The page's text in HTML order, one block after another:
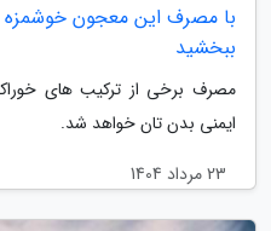
با مصرف این معجون خوشمزه
ببخشید
مصرف برخی از ترکیب های
ایمنی بدن تان خواهد شد.
23 مرداد 1404